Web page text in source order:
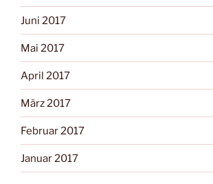
Juni 2017
Mai 2017
April 2017
März 2017
Februar 2017
Januar 2017